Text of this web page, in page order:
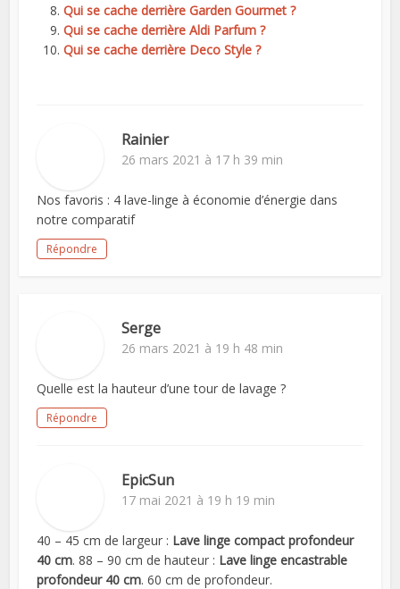
Qui se cache derrière Garden Gourmet ?
Qui se cache derrière Aldi Parfum ?
Qui se cache derrière Deco Style ?
Rainier
26 mars 2021 à 17 h 39 min
Nos favoris : 4 lave-linge à économie d’énergie dans
notre comparatif
Répondre
Serge
26 mars 2021 à 19 h 48 min
Quelle est la hauteur d’une tour de lavage ?
Répondre
EpicSun
17 mai 2021 à 19 h 19 min
40 – 45 cm de largeur : Lave linge compact profondeur
40 cm. 88 – 90 cm de hauteur : Lave linge encastrable
profondeur 40 cm. 60 cm de profondeur.